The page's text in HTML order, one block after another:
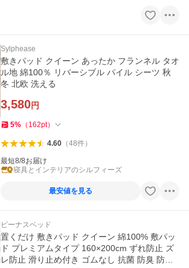
Sylphease
敷きパッド クイーン あったか フランネル タオ
ル地 綿100％ リバーシブル パイル シーツ 秋
冬 北欧 洗える
3,580円
5% （ 162pt）
4.60（48件）
最短8/8お届け
寝具とインテリアのシルフィーズ
最安値を見る
ビーナスベッド
置くだけ 敷きパッド クイーン 綿100% 敷パッ
ド プレミアムタイプ 160×200cm ずれ防止 ズ
レ防止 滑り止め付き ゴムなし 抗菌 防臭 防ダ